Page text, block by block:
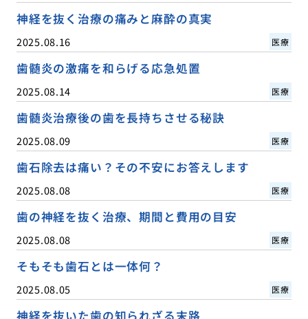
神経を抜く治療の痛みと麻酔の真実
2025.08.16 医療
歯髄炎の激痛を和らげる応急処置
2025.08.14 医療
歯髄炎治療後の歯を長持ちさせる秘訣
2025.08.09 医療
歯石除去は痛い？その不安にお答えします
2025.08.08 医療
歯の神経を抜く治療、期間と費用の目安
2025.08.08 医療
そもそも歯石とは一体何？
2025.08.05 医療
神経を抜いた歯の知られざる末路